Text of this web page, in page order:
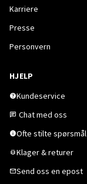
Karriere
Presse
Personvern
HJELP
Kundeservice
Chat med oss
Ofte stilte spørsmål
Klager & returer
Send oss en epost